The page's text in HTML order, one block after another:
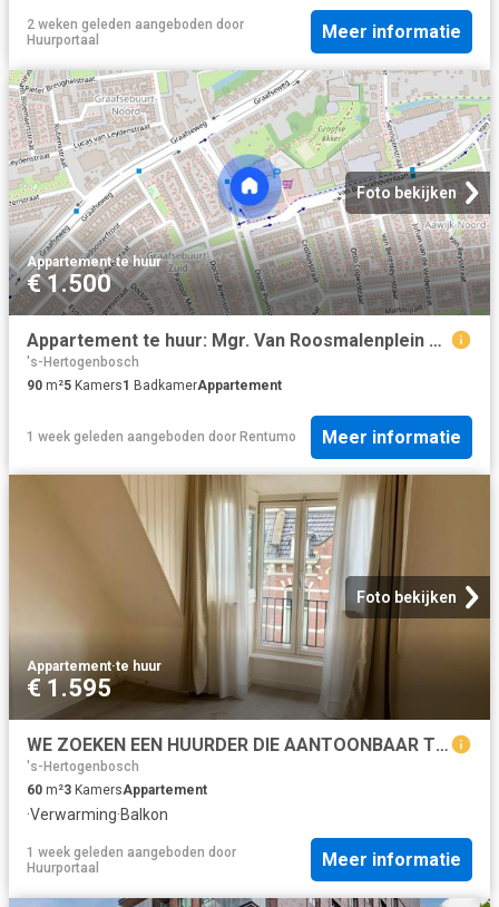
2 weken geleden aangeboden door
Huurportaal
Meer informatie
Foto bekijken
Appartement·te huur
€ 1.500
Appartement te huur: Mgr. Van Roosmalenplein 24 5213 GD Den Bosch
's-Hertogenbosch
90 m²5 Kamers1 BadkamerAppartement
1 week geleden aangeboden door Rentumo Meer informatie
Foto bekijken
Appartement·te huur
€ 1.595
WE ZOEKEN EEN HUURDER DIE AANTOONBAAR TIJDELIJK
's-Hertogenbosch
60 m²3 KamersAppartement
·Verwarming·Balkon
1 week geleden aangeboden door
Huurportaal
Meer informatie